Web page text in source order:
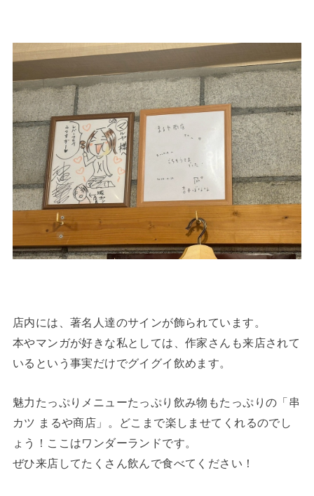
店内には、著名人達のサインが飾られています。
本やマンガが好きな私としては、作家さんも来店されて
いるという事実だけでグイグイ飲めます。
魅力たっぷりメニューたっぷり飲み物もたっぷりの「串
カツ まるや商店」。どこまで楽しませてくれるのでし
ょう！ここはワンダーランドです。
ぜひ来店してたくさん飲んで食べてください！